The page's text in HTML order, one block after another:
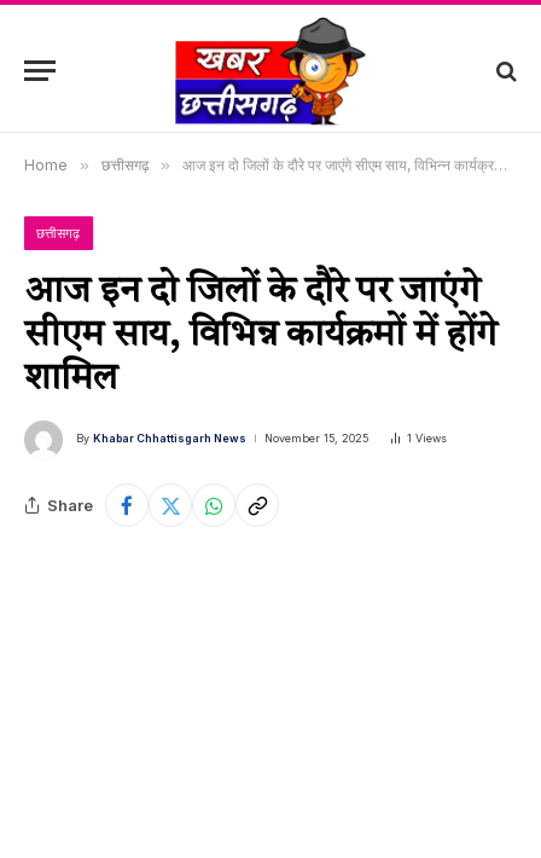
Home » छत्तीसगढ़ » आज इन दो जिलों के दौरे पर जाएंगे सीएम साय, विभिन्न कार्यक्रमों में होंगे शामिल
छत्तीसगढ़
आज इन दो जिलों के दौरे पर जाएंगे
सीएम साय, विभिन्न कार्यक्रमों में होंगे
शामिल
By Khabar Chhattisgarh News November 15, 2025 1 Views
Share